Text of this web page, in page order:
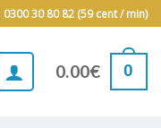
0300 30 80 82 (59 cent / min)
0.00€ 0